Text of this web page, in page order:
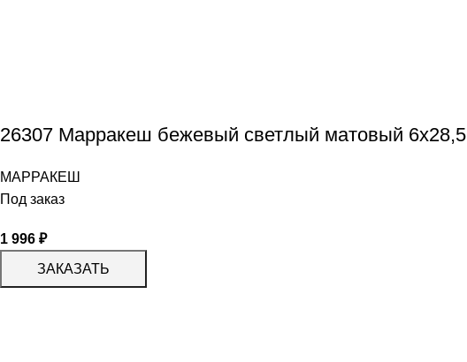
26307 Марракеш бежевый светлый матовый 6х28,5
МАРРАКЕШ
Под заказ
1 996 ₽
ЗАКАЗАТЬ